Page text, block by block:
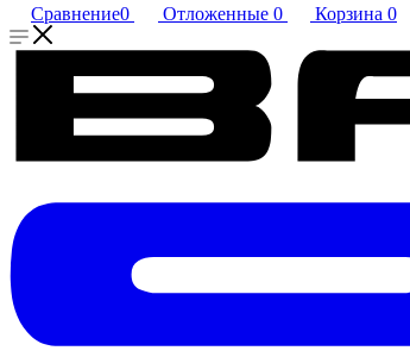
Сравнение0 Отложенные 0 Корзина 0